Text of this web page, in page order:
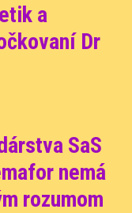
a
Dr
SaS
nemá
rozumom